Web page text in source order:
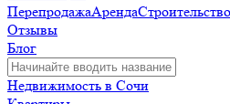
ПерепродажаАрендаСтроительство
Отзывы
Блог
Недвижимость в Сочи